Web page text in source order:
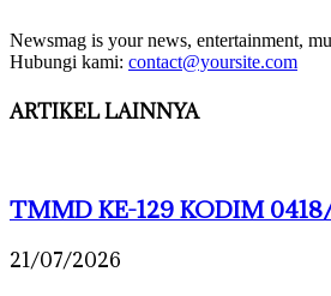
Newsmag is your news, entertainment,
Hubungi kami: contact@yoursite.com
ARTIKEL LAINNYA
TMMD KE-129 KODIM
21/07/2026